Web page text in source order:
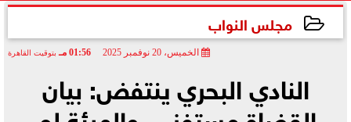
مجلس النواب
الخميس، 20 نوفمبر 2025 01:56 مـ بتوقيت القاهرة
النادي البحري ينتفض: بيان